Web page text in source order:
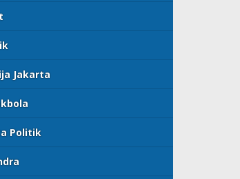
Jakarta
Politik